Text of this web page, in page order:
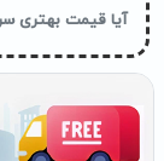
آیا قیمت بهتری